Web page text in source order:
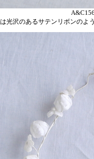
光沢のあるサテンリボンのよ